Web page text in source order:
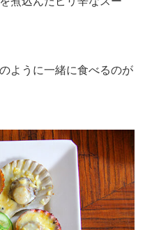
ように一緒に食べるのが